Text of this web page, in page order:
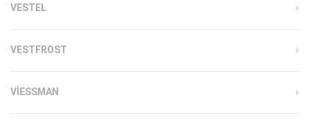
VESTEL
VESTFROST
VIESSMAN